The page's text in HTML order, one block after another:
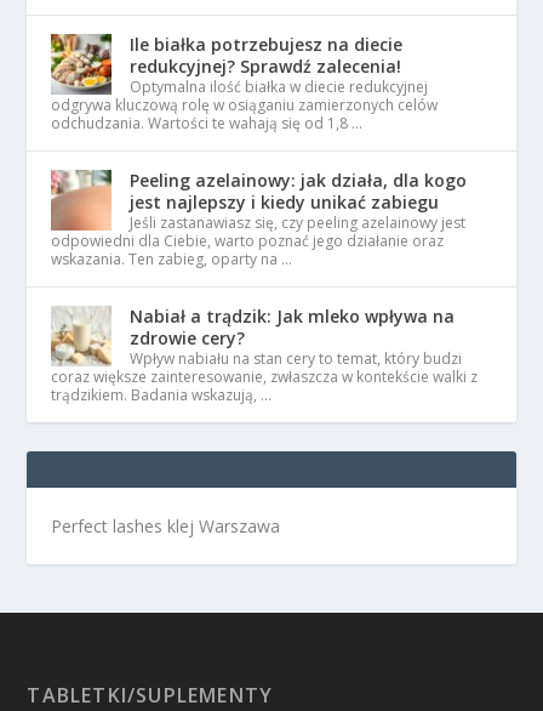
Ile białka potrzebujesz na diecie
redukcyjnej? Sprawdź zalecenia!
Optymalna ilość białka w diecie redukcyjnej
odgrywa kluczową rolę w osiąganiu zamierzonych celów
odchudzania. Wartości te wahają się od 1,8 …
Peeling azelainowy: jak działa, dla kogo
jest najlepszy i kiedy unikać zabiegu
Jeśli zastanawiasz się, czy peeling azelainowy jest
odpowiedni dla Ciebie, warto poznać jego działanie oraz
wskazania. Ten zabieg, oparty na …
Nabiał a trądzik: Jak mleko wpływa na
zdrowie cery?
Wpływ nabiału na stan cery to temat, który budzi
coraz większe zainteresowanie, zwłaszcza w kontekście walki z
trądzikiem. Badania wskazują, …
Perfect lashes klej Warszawa
TABLETKI/SUPLEMENTY